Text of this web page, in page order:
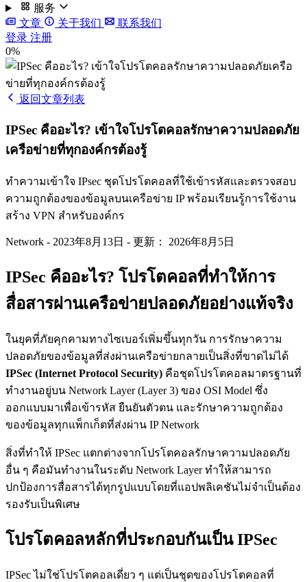
服务
文章
关于我们
联系我们
登录 注册
0%
返回文章列表
IPSec คืออะไร? เข้าใจโปรโตคอลรักษาความปลอดภัย
เครือข่ายที่ทุกองค์กรต้องรู้
ทำความเข้าใจ IPsec ชุดโปรโตคอลที่ใช้เข้ารหัสและตรวจสอบ
ความถูกต้องของข้อมูลบนเครือข่าย IP พร้อมเรียนรู้การใช้งาน
สร้าง VPN สำหรับองค์กร
Network - 2023年8月13日 - 更新： 2026年8月5日
IPSec คืออะไร? โปรโตคอลที่ทำให้การ
สื่อสารผ่านเครือข่ายปลอดภัยอย่างแท้จริง
ในยุคที่ภัยคุกคามทางไซเบอร์เพิ่มขึ้นทุกวัน การรักษาความ
ปลอดภัยของข้อมูลที่ส่งผ่านเครือข่ายกลายเป็นสิ่งที่ขาดไม่ได้
IPSec (Internet Protocol Security) คือชุดโปรโตคอลมาตรฐานที่
ทำงานอยู่บน Network Layer (Layer 3) ของ OSI Model ซึ่ง
ออกแบบมาเพื่อเข้ารหัส ยืนยันตัวตน และรักษาความถูกต้อง
ของข้อมูลทุกแพ็กเก็ตที่ส่งผ่าน IP Network
สิ่งที่ทำให้ IPSec แตกต่างจากโปรโตคอลรักษาความปลอดภัย
อื่น ๆ คือมันทำงานในระดับ Network Layer ทำให้สามารถ
ปกป้องการสื่อสารได้ทุกรูปแบบโดยที่แอปพลิเคชันไม่จำเป็นต้อง
รองรับเป็นพิเศษ
โปรโตคอลหลักที่ประกอบกันเป็น IPSec
IPSec ไม่ใช่โปรโตคอลเดี่ยว ๆ แต่เป็นชุดของโปรโตคอลที่